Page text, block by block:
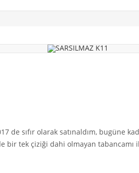
de sıfır olarak satınaldım, bugüne
bir tek çiziği dahi olmayan